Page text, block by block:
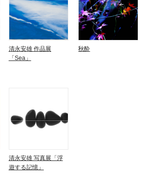
清永安雄 作品展
「Sea」
秋酔
清永安雄 写真展「浮
遊する記憶」